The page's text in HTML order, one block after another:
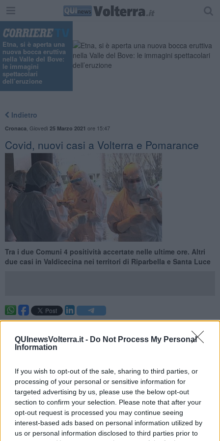
QUInewsVolterra.it - Do Not Process My Personal
Information
If you wish to opt-out of the sale, sharing to third parties, or
processing of your personal or sensitive information for
targeted advertising by us, please use the below opt-out
section to confirm your selection. Please note that after your
opt-out request is processed you may continue seeing
interest-based ads based on personal information utilized by
us or personal information disclosed to third parties prior to
Etna, si è aperta una
nuova bocca eruttiva
nella Valle del Bove:
le immagini
spettacolari
dell’eruzione
Indietro
Cronaca Giovedì 25 Marzo 2021 ore 15:47
Covid, nuovi casi a Volterra e Pomarance
Tra i due Comuni 4 positività accertate nelle ultime ore. Altri
due casi in Valdicecina nei territori di Riparbella e Santa Luce
VOLTERRA —Sono6 i nuovi casi di positività accertati in
nelle ultime 24 ore dalla Usl Toscana nord ovest.
Questa la ripartizione dei casi per Comune di residenza: Volterra 3,
Pomarance 1, Riparbella 1, Santa Luce 1. Nelle ultime ore la
positivi, ben 70 dei quali in Valdera.
In calo il numero delle persone ricoverate in area Covid
all’ospedale Lotti di Pontedera: oggi sono 42, due in meno rispetto
a ieri, uno soltanto in terapia intensiva. All’ospedale di Cecina 25 i
ricoverati, di cui 2 in Terapia intensiva.